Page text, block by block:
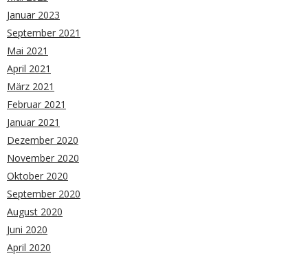
Januar 2023
September 2021
Mai 2021
April 2021
März 2021
Februar 2021
Januar 2021
Dezember 2020
November 2020
Oktober 2020
September 2020
August 2020
Juni 2020
April 2020